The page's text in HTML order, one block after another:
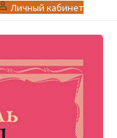
Личный кабинет